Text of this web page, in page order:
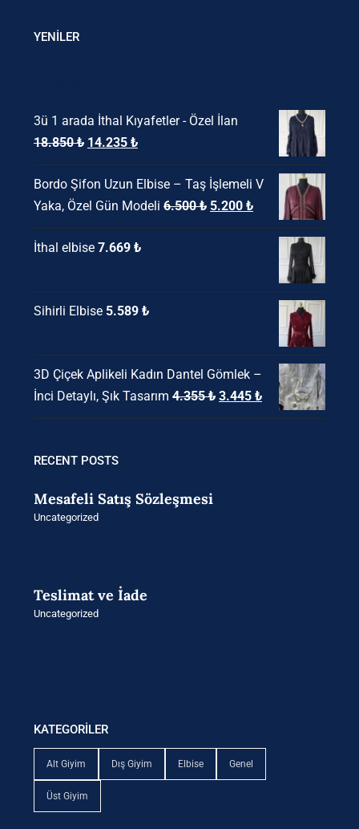
YENİLER
3ü 1 arada İthal Kıyafetler - Özel İlan
18.850₺ Orijinal
fiyat:
18.850 ₺.
14.235 ₺Şu
andaki
fiyat:
14.235 ₺.
Bordo Şifon Uzun Elbise – Taş İşlemeli V
Yaka, Özel Gün Modeli 6.500₺ Orijinal
fiyat:
5.200 ₺Şu
andaki
5.200 ₺.
İthal elbise 7.669 ₺
Sihirli Elbise 5.589 ₺
3D Çiçek Aplikeli Kadın Dantel Gömlek –
İnci Detaylı, Şık Tasarım 4.355₺ Orijinal
fiyat:
3.445 ₺Şu
andaki
RECENT POSTS
Mesafeli Satış Sözleşmesi
Uncategorized
Teslimat ve İade
Uncategorized
KATEGORİLER
Alt Giyim Dış Giyim Elbise Genel
Üst Giyim